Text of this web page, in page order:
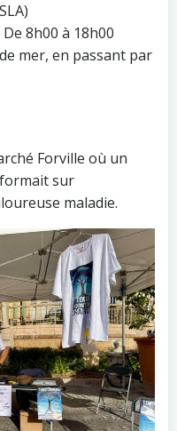
8h00 à 18h00
mer, en passant par
Forville où un
sur
maladie.